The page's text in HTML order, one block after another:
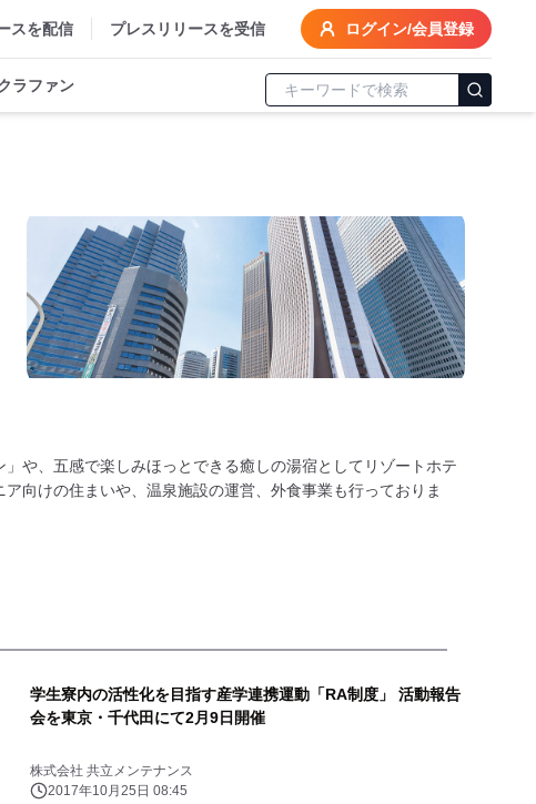
スを配信 プレスリリースを受信 ログイン/会員登録
ラファン
や、五感で楽しみほっとできる癒しの湯宿としてリゾートホテ
向けの住まいや、温泉施設の運営、外食事業も行っておりま
学生寮内の活性化を目指す産学連携運動「RA制度」 活動報告
会を東京・千代田にて2月9日開催
株式会社 共立メンテナンス
2017年10月25日 08:45